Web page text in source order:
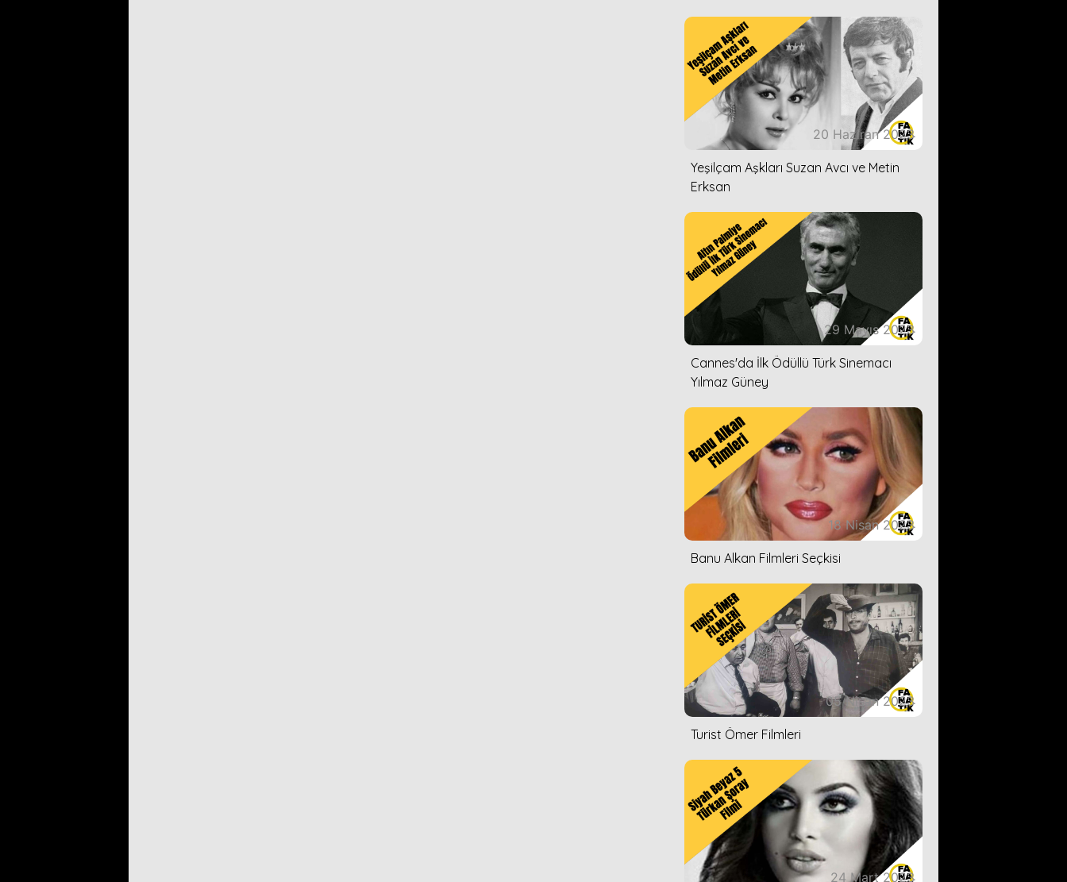
20 Haziran 2023
Yeşilçam Aşkları Suzan Avcı ve Metin
Erksan
29 Mayıs 2023
Cannes'da İlk Ödüllü Türk Sinemacı
Yılmaz Güney
18 Nisan 2023
Banu Alkan Filmleri Seçkisi
05 Nisan 2023
Turist Ömer Filmleri
24 Mart 2023